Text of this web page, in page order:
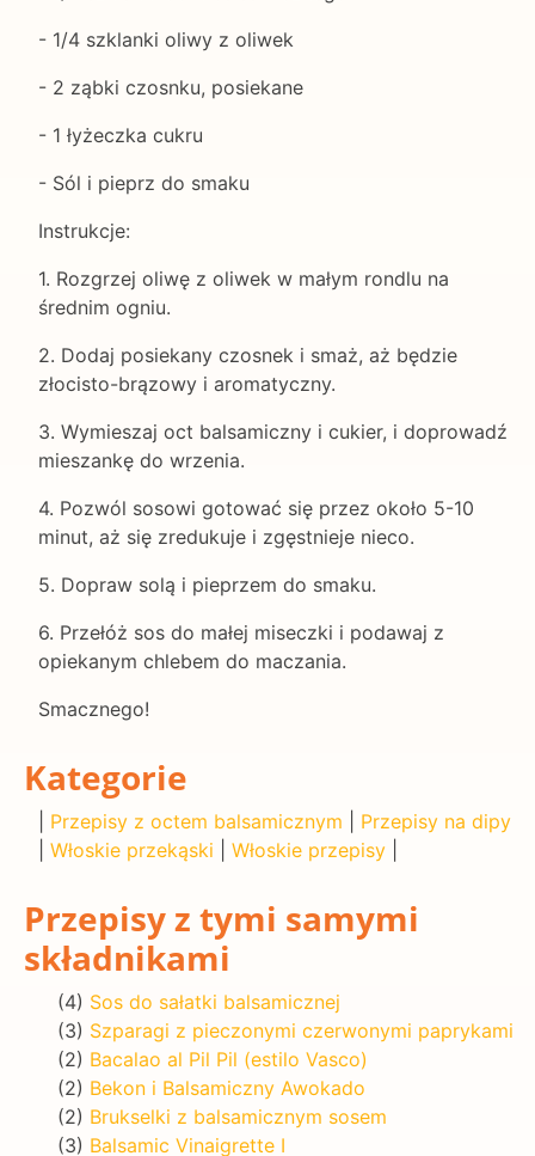
- 1/4 szklanki oliwy z oliwek
- 2 ząbki czosnku, posiekane
- 1 łyżeczka cukru
- Sól i pieprz do smaku
Instrukcje:
1. Rozgrzej oliwę z oliwek w małym rondlu na
średnim ogniu.
2. Dodaj posiekany czosnek i smaż, aż będzie
złocisto-brązowy i aromatyczny.
3. Wymieszaj oct balsamiczny i cukier, i doprowadź
mieszankę do wrzenia.
4. Pozwól sosowi gotować się przez około 5-10
minut, aż się zredukuje i zgęstnieje nieco.
5. Dopraw solą i pieprzem do smaku.
6. Przełóż sos do małej miseczki i podawaj z
opiekanym chlebem do maczania.
Smacznego!
Kategorie
Przepisy z octem balsamicznym
Przepisy na dipy
Włoskie przekąski Włoskie przepisy
Przepisy z tymi samymi
składnikami
(4) Sos do sałatki balsamicznej
(3) Szparagi z pieczonymi czerwonymi paprykami
(2) Bacalao al Pil Pil (estilo Vasco)
(2) Bekon i Balsamiczny Awokado
(2) Brukselki z balsamicznym sosem
(3) Balsamic Vinaigrette I